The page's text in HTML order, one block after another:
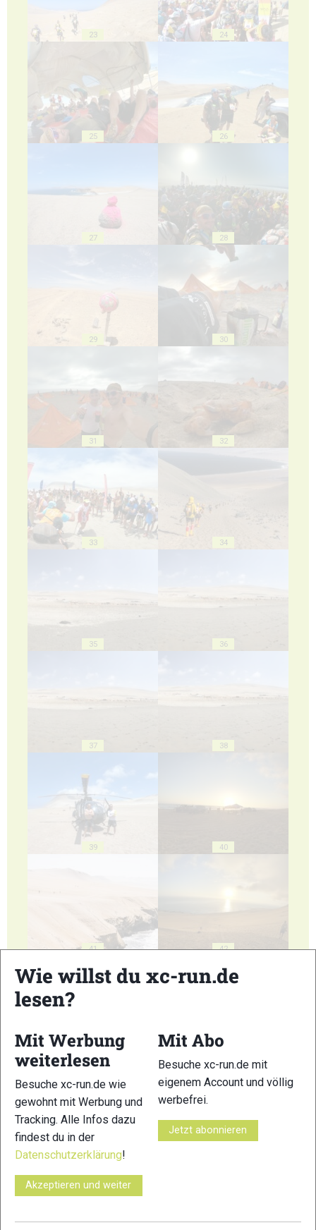
23 24
25 26
27 28
29 30
31 32
33 34
35 36
37 38
39 40
41 42
43 44
45
Wie willst du xc-run.de
lesen?
Mit Werbung
weiterlesen
Besuche xc-run.de wie
gewohnt mit Werbung und
Tracking. Alle Infos dazu
findest du in der
Datenschutzerklärung!
Akzeptieren und weiter
Mit Abo
Besuche xc-run.de mit
eigenem Account und völlig
werbefrei.
Jetzt abonnieren